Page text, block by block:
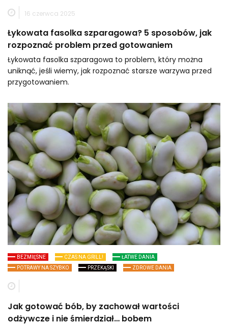
16 czerwca 2025
Łykowata fasolka szparagowa? 5 sposobów, jak
rozpoznać problem przed gotowaniem
Łykowata fasolka szparagowa to problem, który można
uniknąć, jeśli wiemy, jak rozpoznać starsze warzywa przed
przygotowaniem.
BEZMIĘSNE CZAS NA GRILL!
ŁATWE DANIA
POTRAWY NA SZYBKO
PRZEKĄSKI ZDROWE DANIA
Jak gotować bób, by zachował wartości
odżywcze i nie śmierdział… bobem